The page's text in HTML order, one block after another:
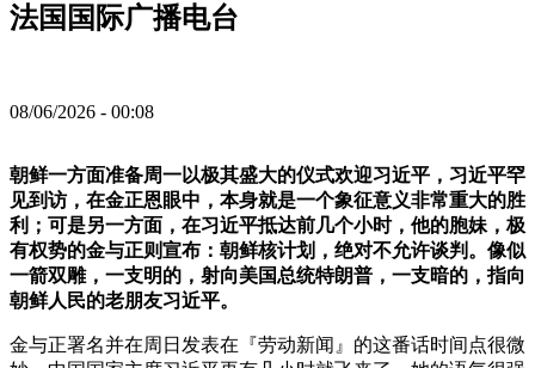
法国国际广播电台
08/06/2026 - 00:08
朝鲜一方面准备周一以极其盛大的仪式欢迎习近平，习近平罕
见到访，在金正恩眼中，本身就是一个象征意义非常重大的胜
利；可是另一方面，在习近平抵达前几个小时，他的胞妹，极
有权势的金与正则宣布：朝鲜核计划，绝对不允许谈判。像似
一箭双雕，一支明的，射向美国总统特朗普，一支暗的，指向
朝鲜人民的老朋友习近平。
金与正署名并在周日发表在『劳动新闻』的这番话时间点很微